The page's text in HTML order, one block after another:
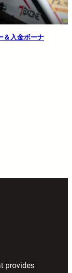
＆入金ボーナ
provides